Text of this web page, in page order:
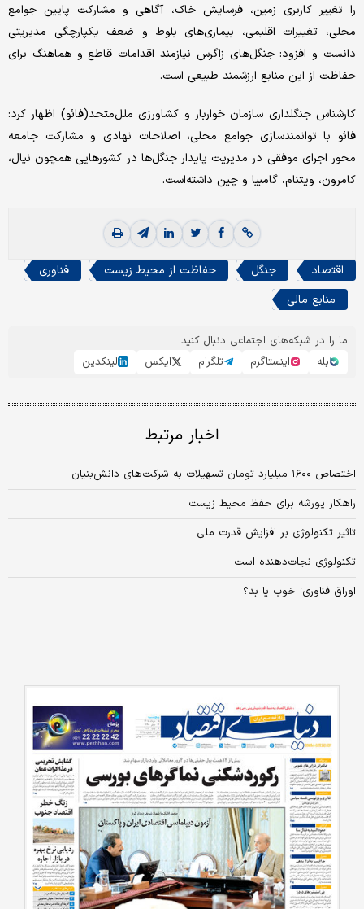
را تغییر کاربری زمین، فرسایش خاک، آگاهی و مشارکت پایین جوامع
محلی، تغییرات اقلیمی، بیماری‌های بلوط و ضعف یکپارچگی مدیریتی
دانست و افزود: جنگل‌های زاگرس نیازمند اقدامات قاطع و هماهنگ برای
حفاظت از این منابع ارزشمند طبیعی است.
کارشناس جنگلداری سازمان خواربار و کشاورزی ملل‌متحد(فائو) اظهار کرد:
فائو با توانمندسازی جوامع محلی، اصلاحات نهادی و مشارکت جامعه
محور اجرای موفقی در مدیریت پایدار جنگل‌ها در کشورهایی همچون نپال،
کامرون، ویتنام، گامبیا و چین داشته‌است.
اقتصاد جنگل حفاظت از محیط زیست
فناوری
منابع مالی
ما را در شبکه‌های اجتماعی دنبال کنید
بله
اینستاگرم تلگرام ایکس لینکدین
اخبار مرتبط
اختصاص ۱۶۰۰ میلیارد تومان تسهیلات به شرکت‌های دانش‌بنیان
راهکار پورشه برای حفظ محیط زیست
تاثیر تکنولوژی بر افزایش قدرت ملی
تکنولوژی نجات‌دهنده است
اوراق فناوری؛ خوب یا بد؟